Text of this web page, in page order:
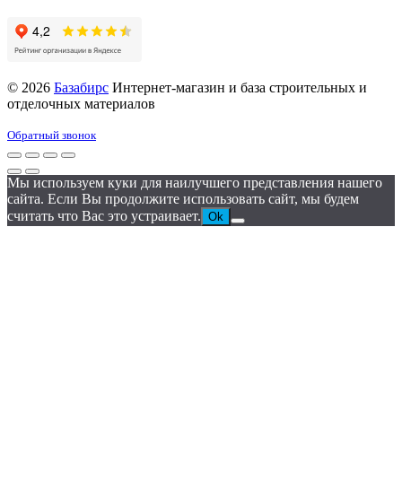
© 2026 Базабирс Интернет-магазин и база строительных и
отделочных материалов
Обратный звонок
Мы используем куки для наилучшего представления нашего
сайта. Если Вы продолжите использовать сайт, мы будем
считать что Вас это устраивает. Ok